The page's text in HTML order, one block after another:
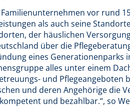
vor rund
als auch seine
der häuslichen
über die
eines
alles unter einem
und Pflegeangeboten
und deren Angehörige die
und bezahlbar.“, so